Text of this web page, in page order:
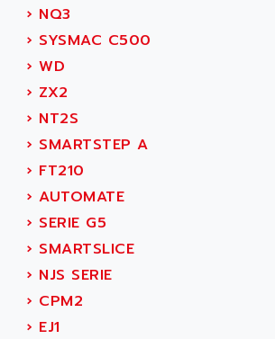
NANO
SIMATIC S7-300
TDM
DIAX 2
TVM
KDV
KVR
TVD
SERVO DRIVE
ACTIVIB
ACU-TIME
ACX ADAP TORR
ADA
ADAC
ADAFRUIT
ADAM
ADAMCZEWSKI
ADAMEL
› NQ3
› SYSMAC C500
› WD
› ZX2
› NT2S
› SMARTSTEP A
› FT210
› AUTOMATE
› SERIE G5
› SMARTSLICE
› NJS SERIE
› CPM2
› EJ1